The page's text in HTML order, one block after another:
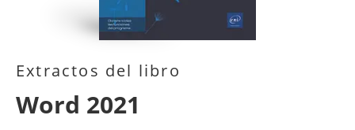
Extractos del libro
Word 2021